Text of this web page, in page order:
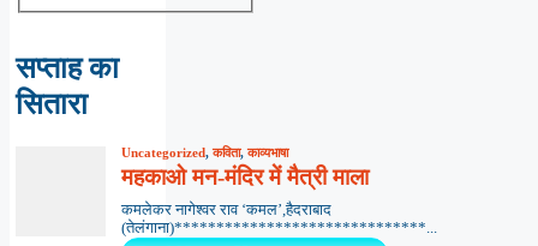
सप्ताह का
सितारा
Uncategorized,कविता,काव्यभाषा
महकाओ मन-मंदिर में मैत्री माला
कमलेकर नागेश्वर राव ‘कमल’,हैदराबाद
(तेलंगाना)******************************...